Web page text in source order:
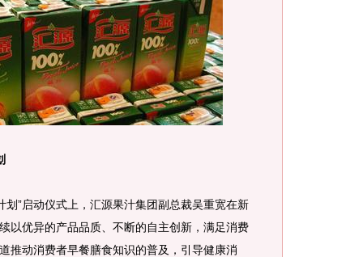
启动仪式上，汇源果汁集团副总裁吴重宽在新
以优异的产品品质、不断的自主创新，满足消费
推动消费者早餐膳食知识的普及，引导健康消